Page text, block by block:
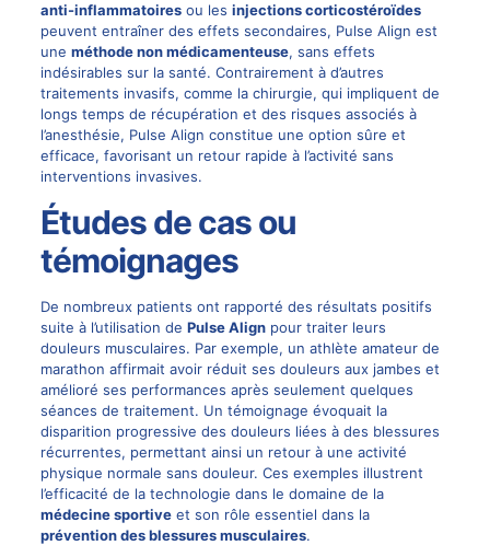
anti-inflammatoiresou les injections corticostéroïdes
peuvent entraîner des effets secondaires, Pulse Align est
une méthode non médicamenteuse, sans effets
indésirables sur la santé. Contrairement à d’autres
traitements invasifs, comme la chirurgie, qui impliquent de
longs temps de récupération et des risques associés à
l’anesthésie, Pulse Align constitue une option sûre et
efficace, favorisant un retour rapide à l’activité sans
interventions invasives.
Études de cas ou
témoignages
De nombreux patients ont rapporté des résultats positifs
suite à l’utilisation de Pulse Alignpour traiter leurs
douleurs musculaires. Par exemple, un athlète amateur de
marathon affirmait avoir réduit ses douleurs aux jambes et
amélioré ses performances après seulement quelques
séances de traitement. Un témoignage évoquait la
disparition progressive des douleurs liées à des blessures
récurrentes, permettant ainsi un retour à une activité
physique normale sans douleur. Ces exemples illustrent
l’efficacité de la technologie dans le domaine de la
médecine sportiveet son rôle essentiel dans la
prévention des blessures musculaires.